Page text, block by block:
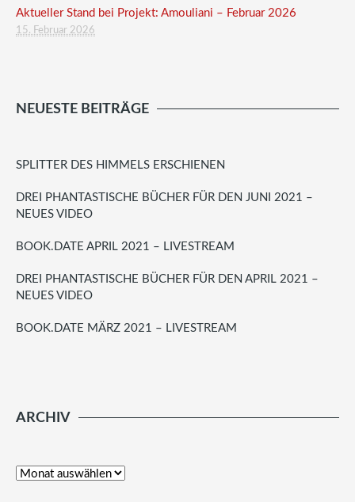
Aktueller Stand bei Projekt: Amouliani – Februar 2026
15. Februar 2026
NEUESTE BEITRÄGE
SPLITTER DES HIMMELS ERSCHIENEN
DREI PHANTASTISCHE BÜCHER FÜR DEN JUNI 2021 –
NEUES VIDEO
BOOK.DATE APRIL 2021 – LIVESTREAM
DREI PHANTASTISCHE BÜCHER FÜR DEN APRIL 2021 –
NEUES VIDEO
BOOK.DATE MÄRZ 2021 – LIVESTREAM
ARCHIV